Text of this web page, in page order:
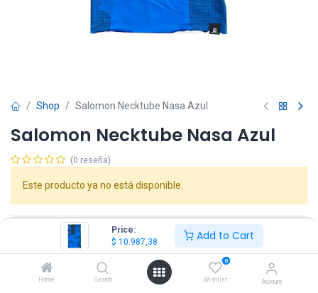
Price:
$ 10.987,38 Add to Cart
Home Search
0
Wishlist Account
Shop Salomon Necktube Nasa Azul
Salomon Necktube Nasa Azul
(0 reseña)
Este producto ya no está disponible.
Salomon